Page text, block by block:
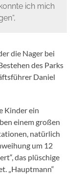
ich mich
die Nager bei
des Parks
Daniel
Kinder ein
einem großen
natürlich
um 12
das plüschige
„Hauptmann“